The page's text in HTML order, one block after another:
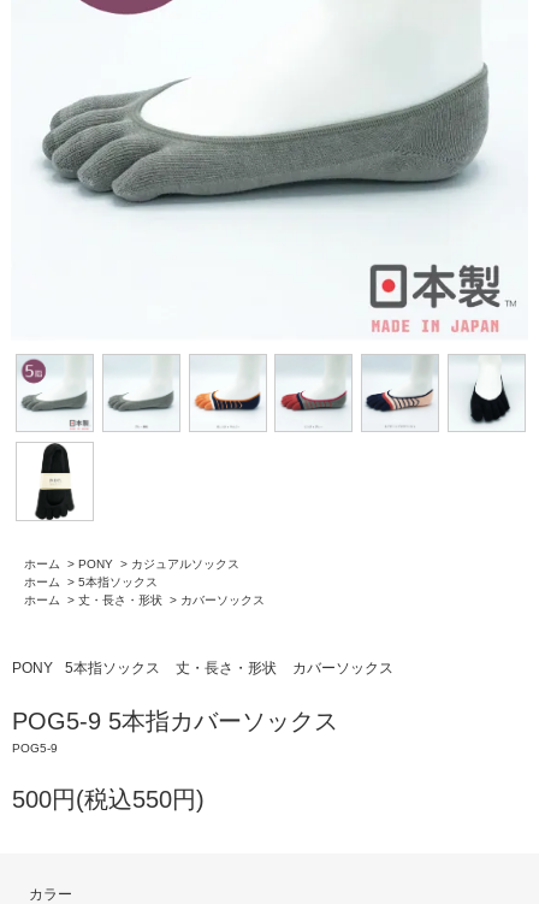
ホーム > PONY > カジュアルソックス
ホーム
> 5本指ソックス
ホーム
> 丈・長さ・形状 > カバーソックス
PONY 5本指ソックス 丈・長さ・形状 カバーソックス
POG5-9 5本指カバーソックス
POG5-9
500円(税込550円)
カラー